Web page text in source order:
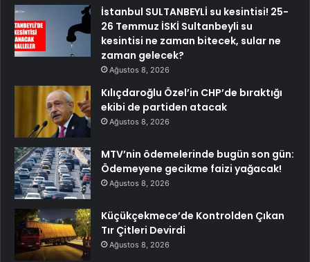
İstanbul SULTANBEYLİ su kesintisi! 25-
26 Temmuz İSKİ Sultanbeyli su
kesintisi ne zaman bitecek, sular ne
zaman gelecek?
Ağustos 8, 2026
Kılıçdaroğlu Özel’in CHP’de bıraktığı
ekibi de partiden atacak
Ağustos 8, 2026
MTV’nin ödemelerinde bugün son gün:
Ödemeyene gecikme faizi yağacak!
Ağustos 8, 2026
Küçükçekmece’de Kontrolden Çıkan
Tır Çitleri Devirdi
Ağustos 8, 2026